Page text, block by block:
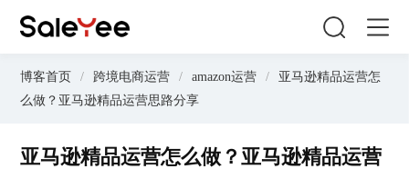
博客首页 / 跨境电商运营 / amazon运营 /
亚马逊精品运营怎
么做？亚马逊精品运营思路分享
亚马逊精品运营怎么做？亚马逊精品运营